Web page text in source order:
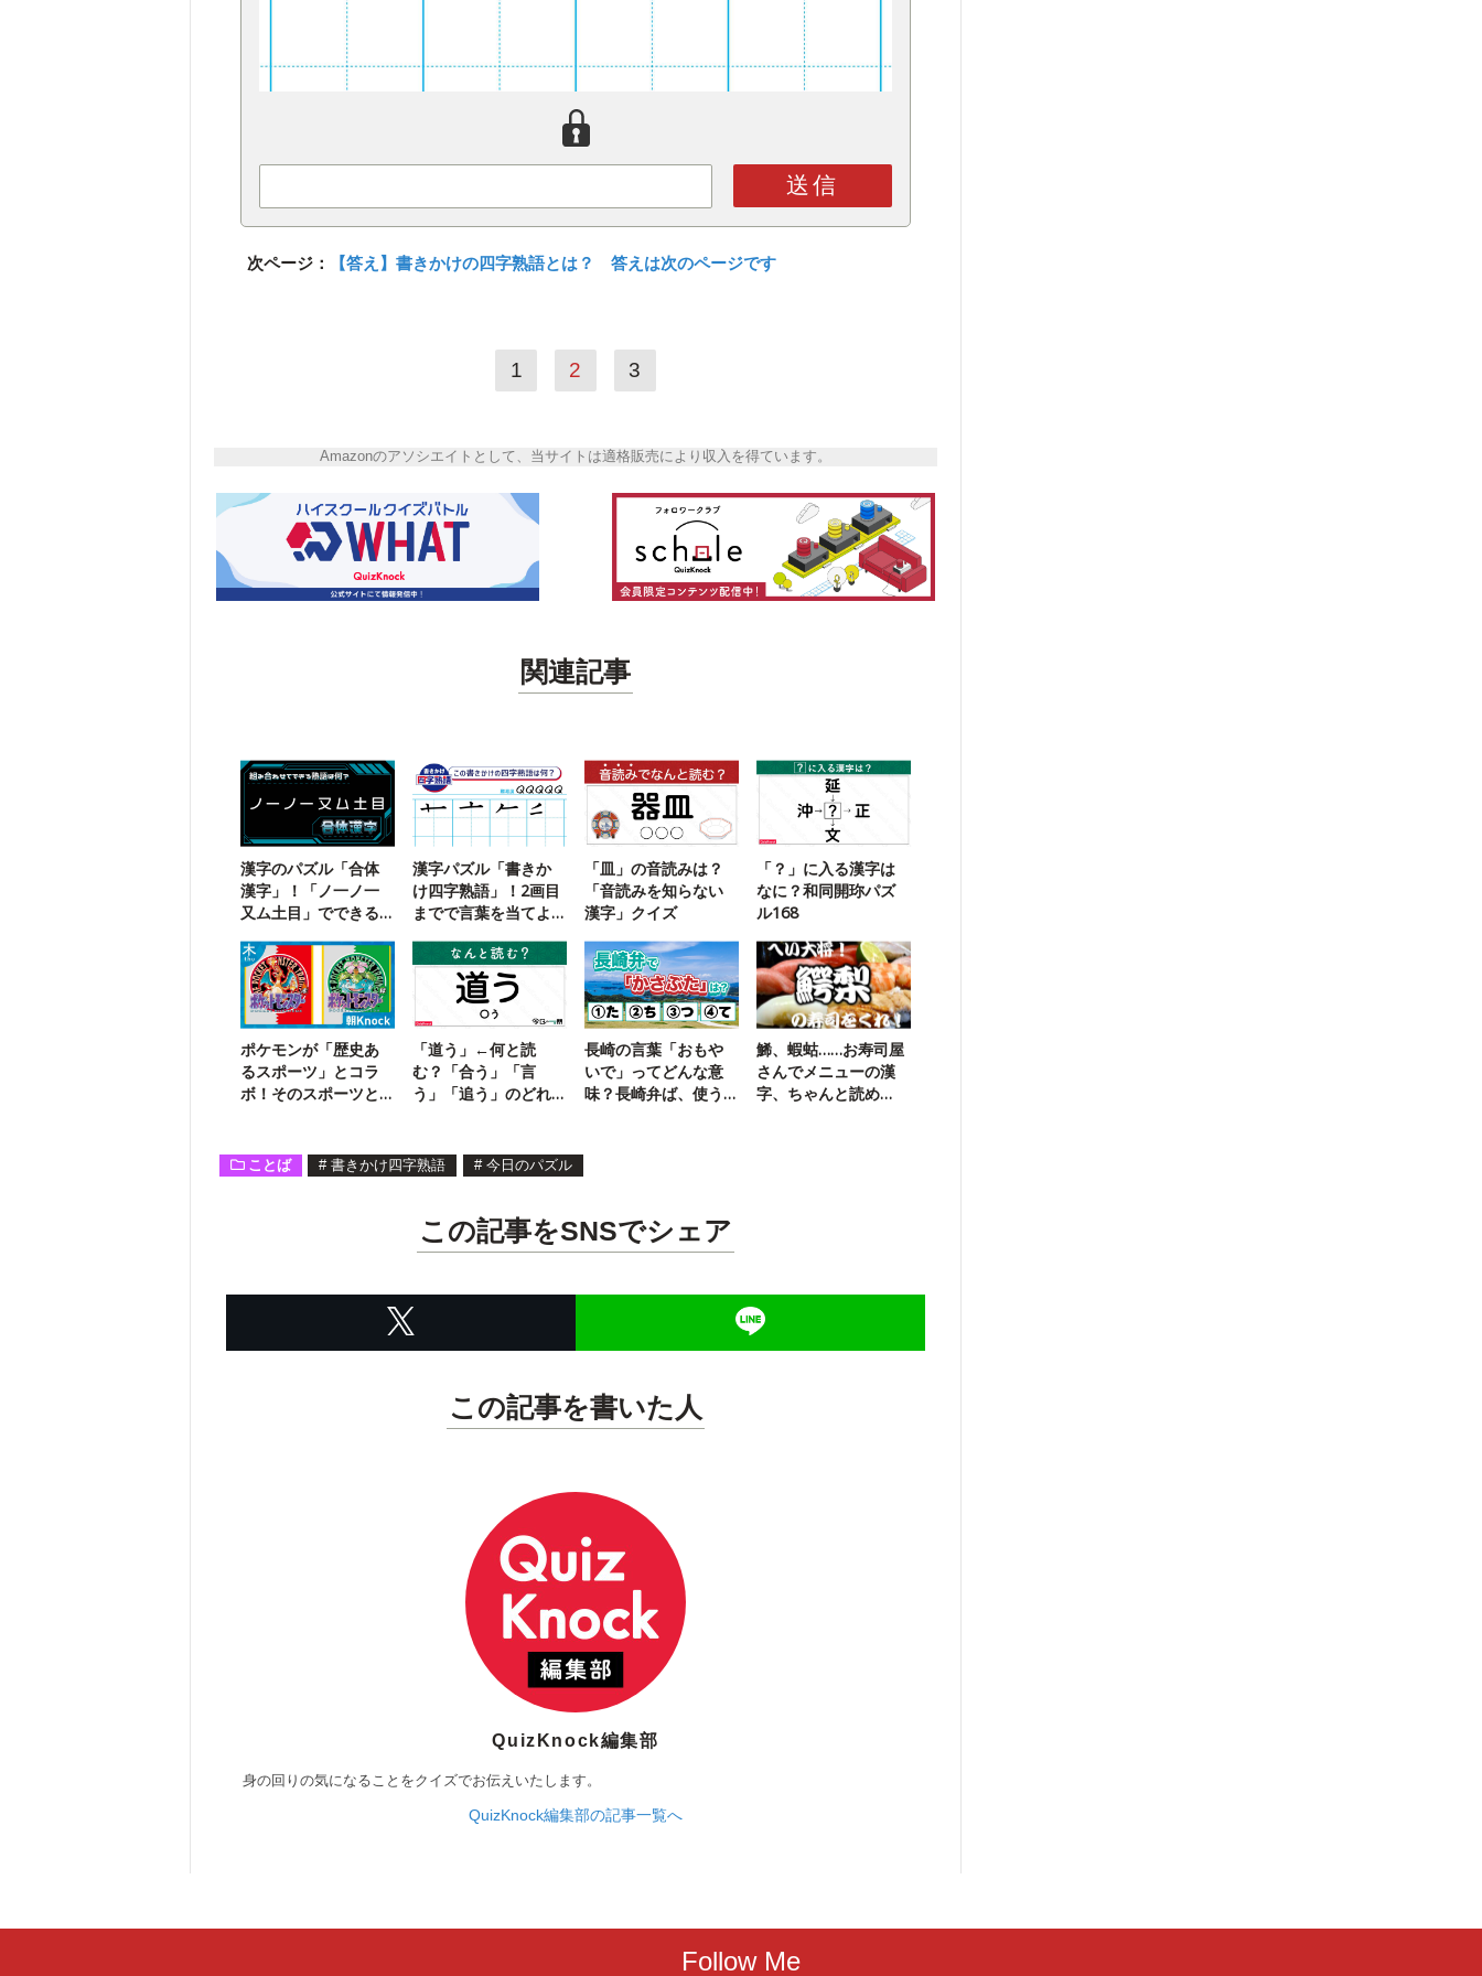
送信
次ページ： 【答え】書きかけの四字熟語とは？ 答えは次のページです
1 2 3
Amazonのアソシエイトとして、当サイトは適格販売により収入を得ています。
関連記事
漢字のパズル「合体
漢字」！「ノ一ノ一
又ム土目」でできる
漢字パズル「書きか
け四字熟語」！2画目
までで言葉を当てよ
「皿」の音読みは？
「音読みを知らない
漢字」クイズ
「？」に入る漢字は
なに？和同開珎パズ
ル168
ポケモンが「歴史あ
るスポーツ」とコラ
ボ！そのスポーツと
「道う」←何と読
む？「合う」「言
う」「追う」のどれ
長崎の言葉「おもや
いで」ってどんな意
味？長崎弁ば、使う
鯑、蝦蛄……お寿司屋
さんでメニューの漢
字、ちゃんと読め
ことば # 書きかけ四字熟語 # 今日のパズル
この記事をSNSでシェア
この記事を書いた人
QuizKnock編集部
身の回りの気になることをクイズでお伝えいたします。
QuizKnock編集部の記事一覧へ
Follow Me